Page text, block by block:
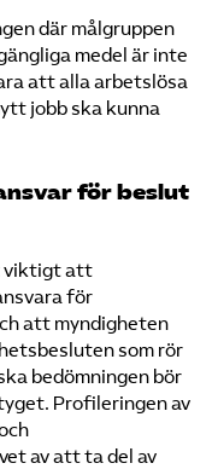
där målgruppen
medel är inte
att alla arbetslösa
jobb ska kunna
för beslut
viktigt att
för
att myndigheten
som rör
bedömningen bör
Profileringen av
av att ta del av